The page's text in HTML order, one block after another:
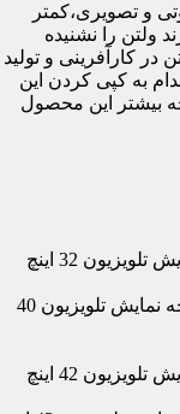
و تصویری،کمتر
ولتن را نشنیده
در کارآفرینی و تولید
به کپی کردن این
بیشتر این محصول
32 اینچ
قیمت و خرید اینترنتی انواع محافظ صفحه نمایش تلویزیون 40
42 اینچ